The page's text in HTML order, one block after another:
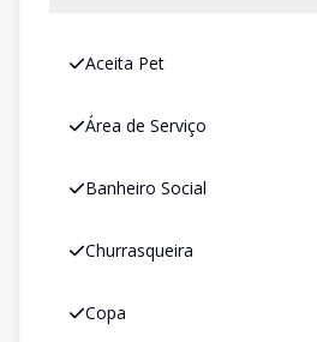
Aceita Pet
Área de Serviço
Banheiro Social
Churrasqueira
Copa